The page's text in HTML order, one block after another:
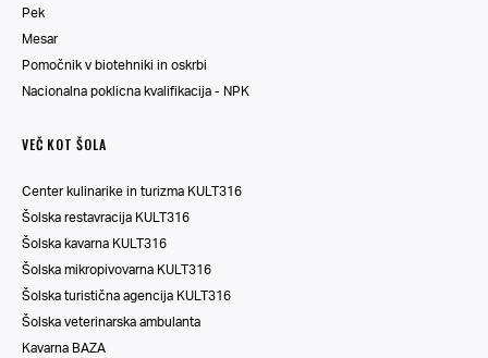
Pek
Mesar
Pomočnik v biotehniki in oskrbi
Nacionalna poklicna kvalifikacija - NPK
VEČ KOT ŠOLA
Center kulinarike in turizma KULT316
Šolska restavracija KULT316
Šolska kavarna KULT316
Šolska mikropivovarna KULT316
Šolska turistična agencija KULT316
Šolska veterinarska ambulanta
Kavarna BAZA